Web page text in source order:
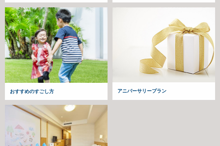
おすすめのすごし方 アニバーサリープラン